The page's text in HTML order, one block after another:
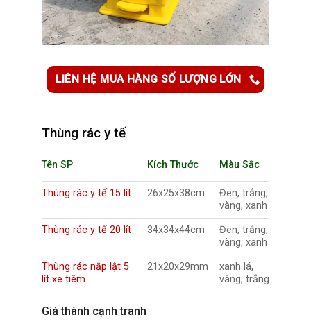
LIÊN HỆ MUA HÀNG SỐ LƯỢNG LỚN
Thùng rác y tế
Tên SP Kích Thước Màu Sắc
Thùng rác y tế 15 lít 26x25x38cm
Đen, trắng,
vàng, xanh
Thùng rác y tế 20 lít 34x34x44cm
Đen, trắng,
vàng, xanh
Thùng rác nắp lật 5
lít xe tiêm
21x20x29mm
xanh lá,
vàng, trắng
Giá thành cạnh tranh